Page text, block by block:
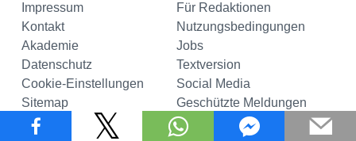
Impressum
Für Redaktionen
Kontakt
Nutzungsbedingungen
Akademie
Jobs
Datenschutz
Textversion
Cookie-Einstellungen
Social Media
Sitemap
Geschützte Meldungen